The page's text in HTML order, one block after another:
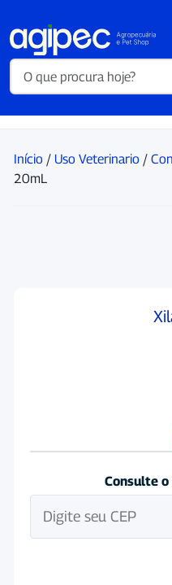
Início / Uso Veterinario /
20mL
Consulte